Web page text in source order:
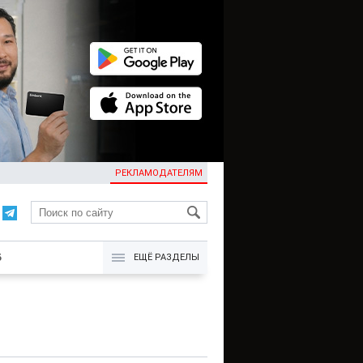
РЕКЛАМОДАТЕЛЯМ
KG
ЕЩЁ РАЗДЕЛЫ